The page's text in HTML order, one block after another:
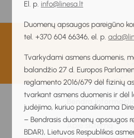
El. p. info@linesa.lt
Duomenų apsaugos pareigūno
tel. +370 604 66346, el. p.
Tvarkydami asmens duomenis,
balandžio 27 d. Europos
reglamento 2016/679 dėl fizinių
tvarkant asmens duomenis ir dėl
judėjimo, kuriuo panaikinama
– Bendrasis duomenų apsaugos
BDAR), Lietuvos Respublikos
Bendra
Apie sistemą